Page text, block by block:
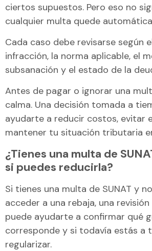
ciertos supuestos. Pero eso no
cualquier multa quede
Cada caso debe revisarse según
infracción, la norma aplicable, el
subsanación y el estado de la
Antes de pagar o ignorar una
calma. Una decisión tomada a
ayudarte a reducir costos, evitar
mantener tu situación tributaria
¿Tienes una multa de
si puedes reducirla?
Si tienes una multa de SUNAT y
acceder a una rebaja, una
puede ayudarte a confirmar qué
corresponde y si todavía estás a
regularizar.